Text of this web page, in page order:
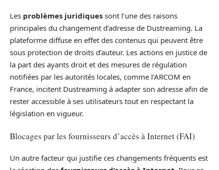
Les problèmes juridiques sont l’une des raisons
principales du changement d’adresse de Dustreaming. La
plateforme diffuse en effet des contenus qui peuvent être
sous protection de droits d’auteur. Les actions en justice de
la part des ayants droit et des mesures de régulation
notifiées par les autorités locales, comme l’ARCOM en
France, incitent Dustreaming à adapter son adresse afin de
rester accessible à ses utilisateurs tout en respectant la
législation en vigueur.
Blocages par les fournisseurs d’accès à Internet (FAI)
Un autre facteur qui justifie ces changements fréquents est